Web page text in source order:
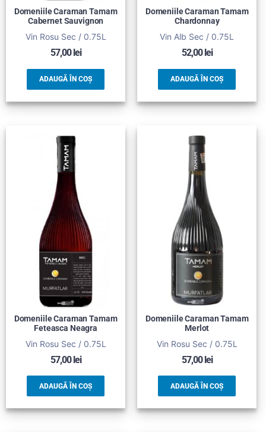
Domeniile Caraman Tamam
Cabernet Sauvignon
Vin Rosu Sec / 0.75L
57,00 lei
ADAUGĂ ÎN COȘ
Domeniile Caraman Tamam
Chardonnay
Vin Alb Sec / 0.75L
52,00 lei
ADAUGĂ ÎN COȘ
Domeniile Caraman Tamam
Feteasca Neagra
Vin Rosu Sec / 0.75L
57,00lei
ADAUGĂ ÎN COȘ
Domeniile Caraman Tamam
Merlot
Vin Rosu Sec / 0.75L
57,00lei
ADAUGĂ ÎN COȘ